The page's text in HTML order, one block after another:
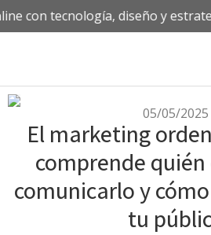
con tecnología, diseño y
05/05/2025
El marketing
comprende quién
comunicarlo y
tu